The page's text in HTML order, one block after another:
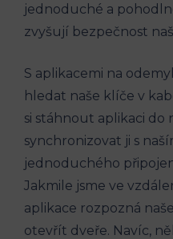
jednoduché a
zvyšují bezpečnost
S aplikacemi na
hledat naše klíče v
si stáhnout aplikaci do
synchronizovat ji s
jednoduchého
Jakmile jsme ve
aplikace rozpozná
otevřít dveře. Navíc,